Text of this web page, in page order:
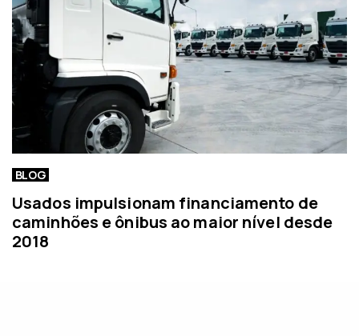
BLOG
Usados impulsionam financiamento de
caminhões e ônibus ao maior nível desde
2018